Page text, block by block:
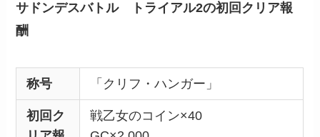
サドンデスバトル トライアル2の初回クリア報
酬
称号 「クリフ・ハンガー」
初回ク
戦乙女のコイン×40